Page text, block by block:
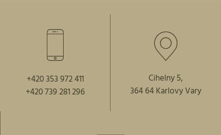
+420 353 972 411
+420 739 281 296
Cihelny 5,
364 64 Karlovy Vary